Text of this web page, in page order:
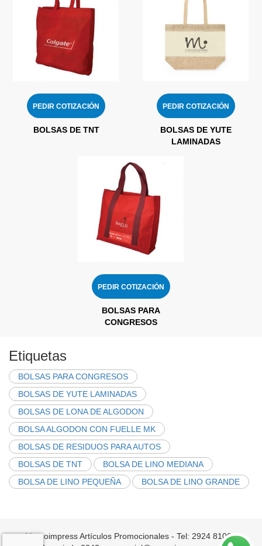
PEDIR COTIZACIÓN
BOLSAS DE TNT
PEDIR COTIZACIÓN
BOLSAS DE YUTE
LAMINADAS
PEDIR COTIZACIÓN
BOLSAS PARA
CONGRESOS
Etiquetas
BOLSAS PARA CONGRESOS
BOLSAS DE YUTE LAMINADAS
BOLSAS DE LONA DE ALGODON
BOLSA ALGODON CON FUELLE MK
BOLSAS DE RESIDUOS PARA AUTOS
BOLSAS DE TNT
BOLSA DE LINO MEDIANA
BOLSA DE LINO PEQUEÑA
BOLSA DE LINO GRANDE
Mercoimpress Artículos Promocionales - Tel: 2924 8100 -